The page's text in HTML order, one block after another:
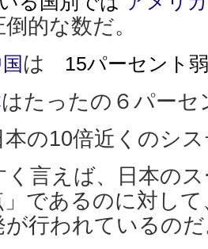
的な数だ。
は 15パーセン
はたったの６パーセ
の10倍近くのシ
く言えば、日本の
」であるのに対し
が行われているの